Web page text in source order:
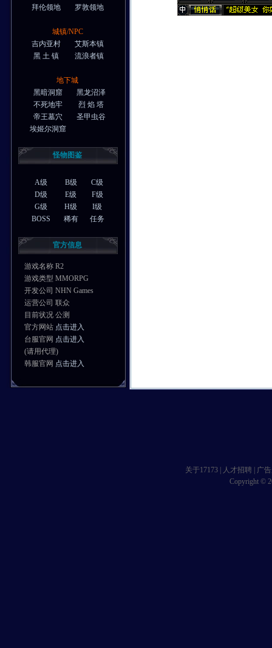
拜伦领地
罗敦领地
城镇/NPC
吉内亚村
艾斯本镇
黑 土 镇
流浪者镇
地下城
黑暗洞窟
黑龙沼泽
不死地牢
烈 焰 塔
帝王墓穴
圣甲虫谷
埃姬尔洞窟
怪物图鉴
A级 B级
C级
D级
E级
F级
G级
H级
I级
BOSS
稀有 任务
官方信息
游戏名称 R2
游戏类型 MMORPG
开发公司 NHN Games
运营公司 联众
目前状况 公测
官方网站 点击进入
台服官网 点击进入
(请用代理)
韩服官网 点击进入
关于17173 人才招聘
广
Copyright ©